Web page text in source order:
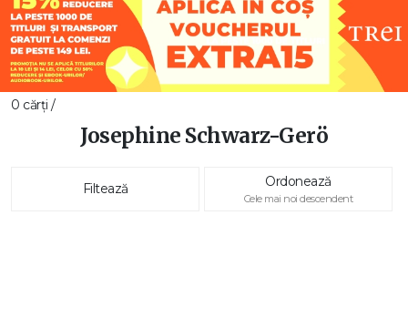
0 cărți /
Josephine Schwarz-Gerö
Filtează Ordonează
Cele mai noi descendent